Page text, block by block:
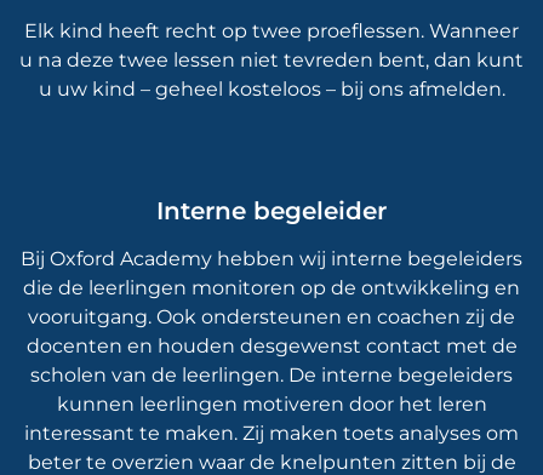
Elk kind heeft recht op twee proeflessen. Wanneer
u na deze twee lessen niet tevreden bent, dan kunt
u uw kind – geheel kosteloos – bij ons afmelden.
Interne begeleider
Bij Oxford Academy hebben wij interne begeleiders
die de leerlingen monitoren op de ontwikkeling en
vooruitgang. Ook ondersteunen en coachen zij de
docenten en houden desgewenst contact met de
scholen van de leerlingen. De interne begeleiders
kunnen leerlingen motiveren door het leren
interessant te maken. Zij maken toets analyses om
beter te overzien waar de knelpunten zitten bij de